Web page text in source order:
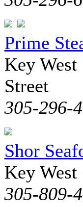
Prime
Key West
Street
305-296-
Shor
Key West
305-809-